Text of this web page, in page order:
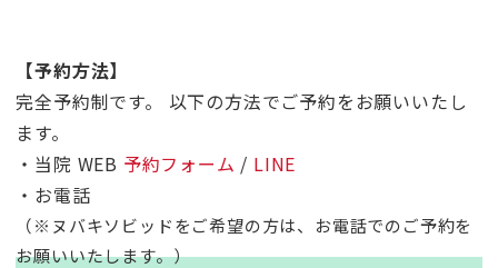
【予約方法】
完全予約制です。 以下の方法でご予約をお願いいたし
ます。
・当院 WEB 予約フォーム / LINE
・お電話
（※ヌバキソビッドをご希望の方は、お電話でのご予約を
お願いいたします。）